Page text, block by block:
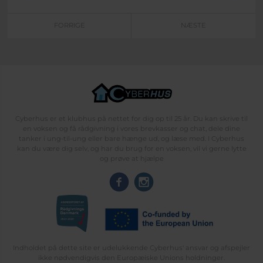
FORRIGE NÆSTE
Cyberhus er et klubhus på nettet for dig op til 25 år. Du kan skrive til
en voksen og få rådgivning i vores brevkasser og chat, dele dine
tanker i ung-til-ung eller bare hænge ud, og læse med. I Cyberhus
kan du være dig selv, og har du brug for en voksen, vil vi gerne lytte
og prøve at hjælpe
Indholdet på dette site er udelukkende Cyberhus' ansvar og afspejler
ikke nødvendigvis den Europæiske Unions holdninger.